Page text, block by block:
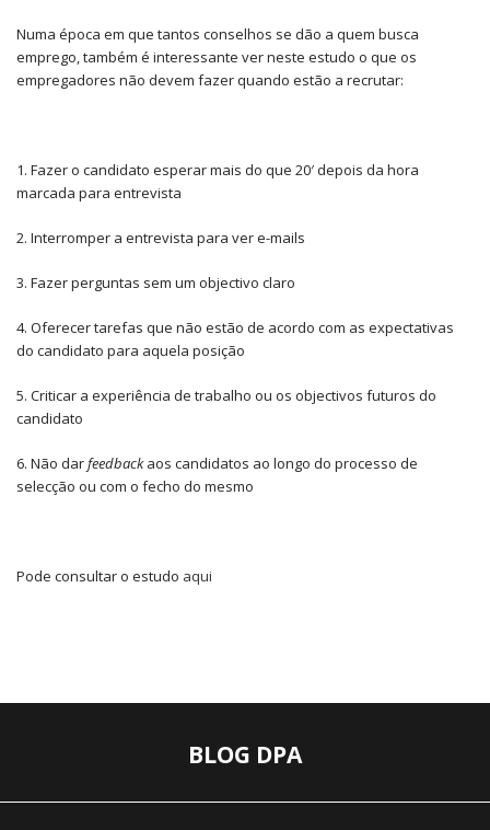
Numa época em que tantos conselhos se dão a quem busca
emprego, também é interessante ver neste estudo o que os
empregadores não devem fazer quando estão a recrutar:
1. Fazer o candidato esperar mais do que 20′ depois da hora
marcada para entrevista
2. Interromper a entrevista para ver e-mails
3. Fazer perguntas sem um objectivo claro
4. Oferecer tarefas que não estão de acordo com as expectativas
do candidato para aquela posição
5. Criticar a experiência de trabalho ou os objectivos futuros do
candidato
6. Não darfeedbackaos candidatos ao longo do processo de
selecção ou com o fecho do mesmo
Pode consultar o estudo aqui
BLOG DPA